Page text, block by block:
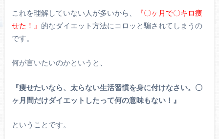
これを理解していない人が多いから、
『〇ヶ月で〇キロ痩
せた！』 的なダイエット方法にコロッと騙されてしまうの
です。
何が言いたいのかというと、
『痩せたいなら、太らない生活習慣を身に付けなさい。〇
ヶ月間だけダイエットしたって何の意味もない！』
ということです。